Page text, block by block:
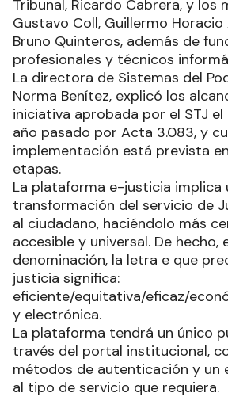
Tribunal, Ricardo Cabrera, y los
Gustavo Coll, Guillermo
Bruno Quinteros, además de
profesionales y técnicos
La directora de Sistemas del
Norma Benítez, explicó los
iniciativa aprobada por el STJ el
año pasado por Acta 3.083, y
implementación está prevista
etapas.
La plataforma e-justicia implica
transformación del servicio de
al ciudadano, haciéndolo más
accesible y universal. De hecho,
denominación, la letra e que
justicia significa:
eficiente/equitativa/eficaz/
y electrónica.
La plataforma tendrá un único
través del portal institucional,
métodos de autenticación y un
al tipo de servicio que requiera.